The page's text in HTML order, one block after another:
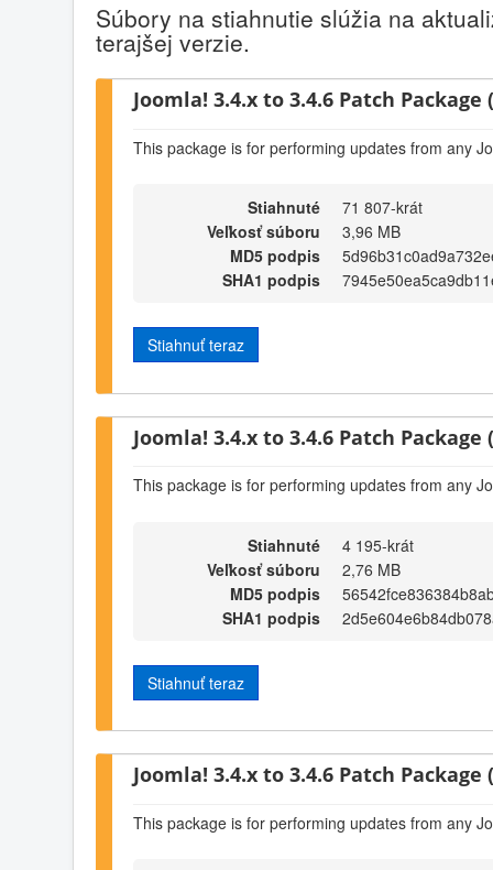
Súbory na stiahnutie slúžia na
terajšej verzie.
Joomla! 3.4.x to 3.4.6 Patch Package
This package is for performing updates from any
Stiahnuté
71 807-krát
Veľkosť súboru
3,96 MB
MD5 podpis
SHA1 podpis
Stiahnuť teraz
Joomla! 3.4.x to 3.4.6 Patch Package
This package is for performing updates from any
Stiahnuté
4 195-krát
Veľkosť súboru
2,76 MB
MD5 podpis
SHA1 podpis
Stiahnuť teraz
Joomla! 3.4.x to 3.4.6 Patch Package
This package is for performing updates from any